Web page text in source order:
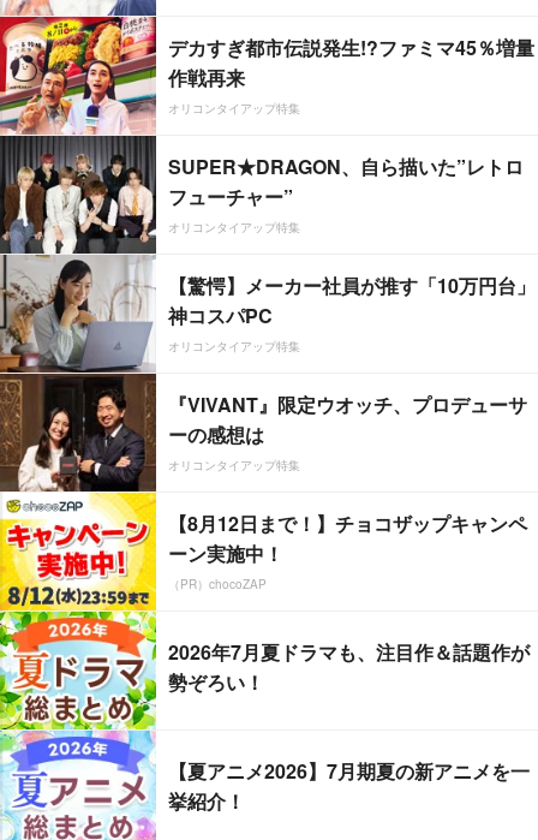
デカすぎ都市伝説発生!?ファミマ45％増量
作戦再来
オリコンタイアップ特集
SUPER★DRAGON、自ら描いた”レトロ
フューチャー”
オリコンタイアップ特集
【驚愕】メーカー社員が推す「10万円台」
神コスパPC
オリコンタイアップ特集
『VIVANT』限定ウオッチ、プロデューサ
ーの感想は
オリコンタイアップ特集
【8月12日まで！】チョコザップキャンペ
ーン実施中！
（PR）chocoZAP
2026年7月夏ドラマも、注目作＆話題作が
勢ぞろい！
【夏アニメ2026】7月期夏の新アニメを一
挙紹介！